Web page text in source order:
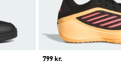
Price
799 kr.